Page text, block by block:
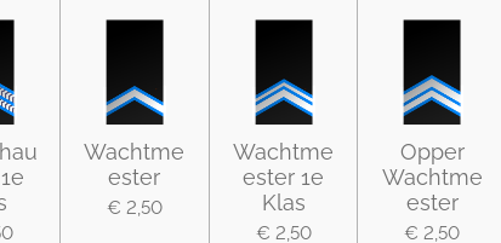
Wachtme
ester
€ 2,50
Wachtme
ester 1e
Klas
€ 2,50
Opper
Wachtme
ester
€ 2,50